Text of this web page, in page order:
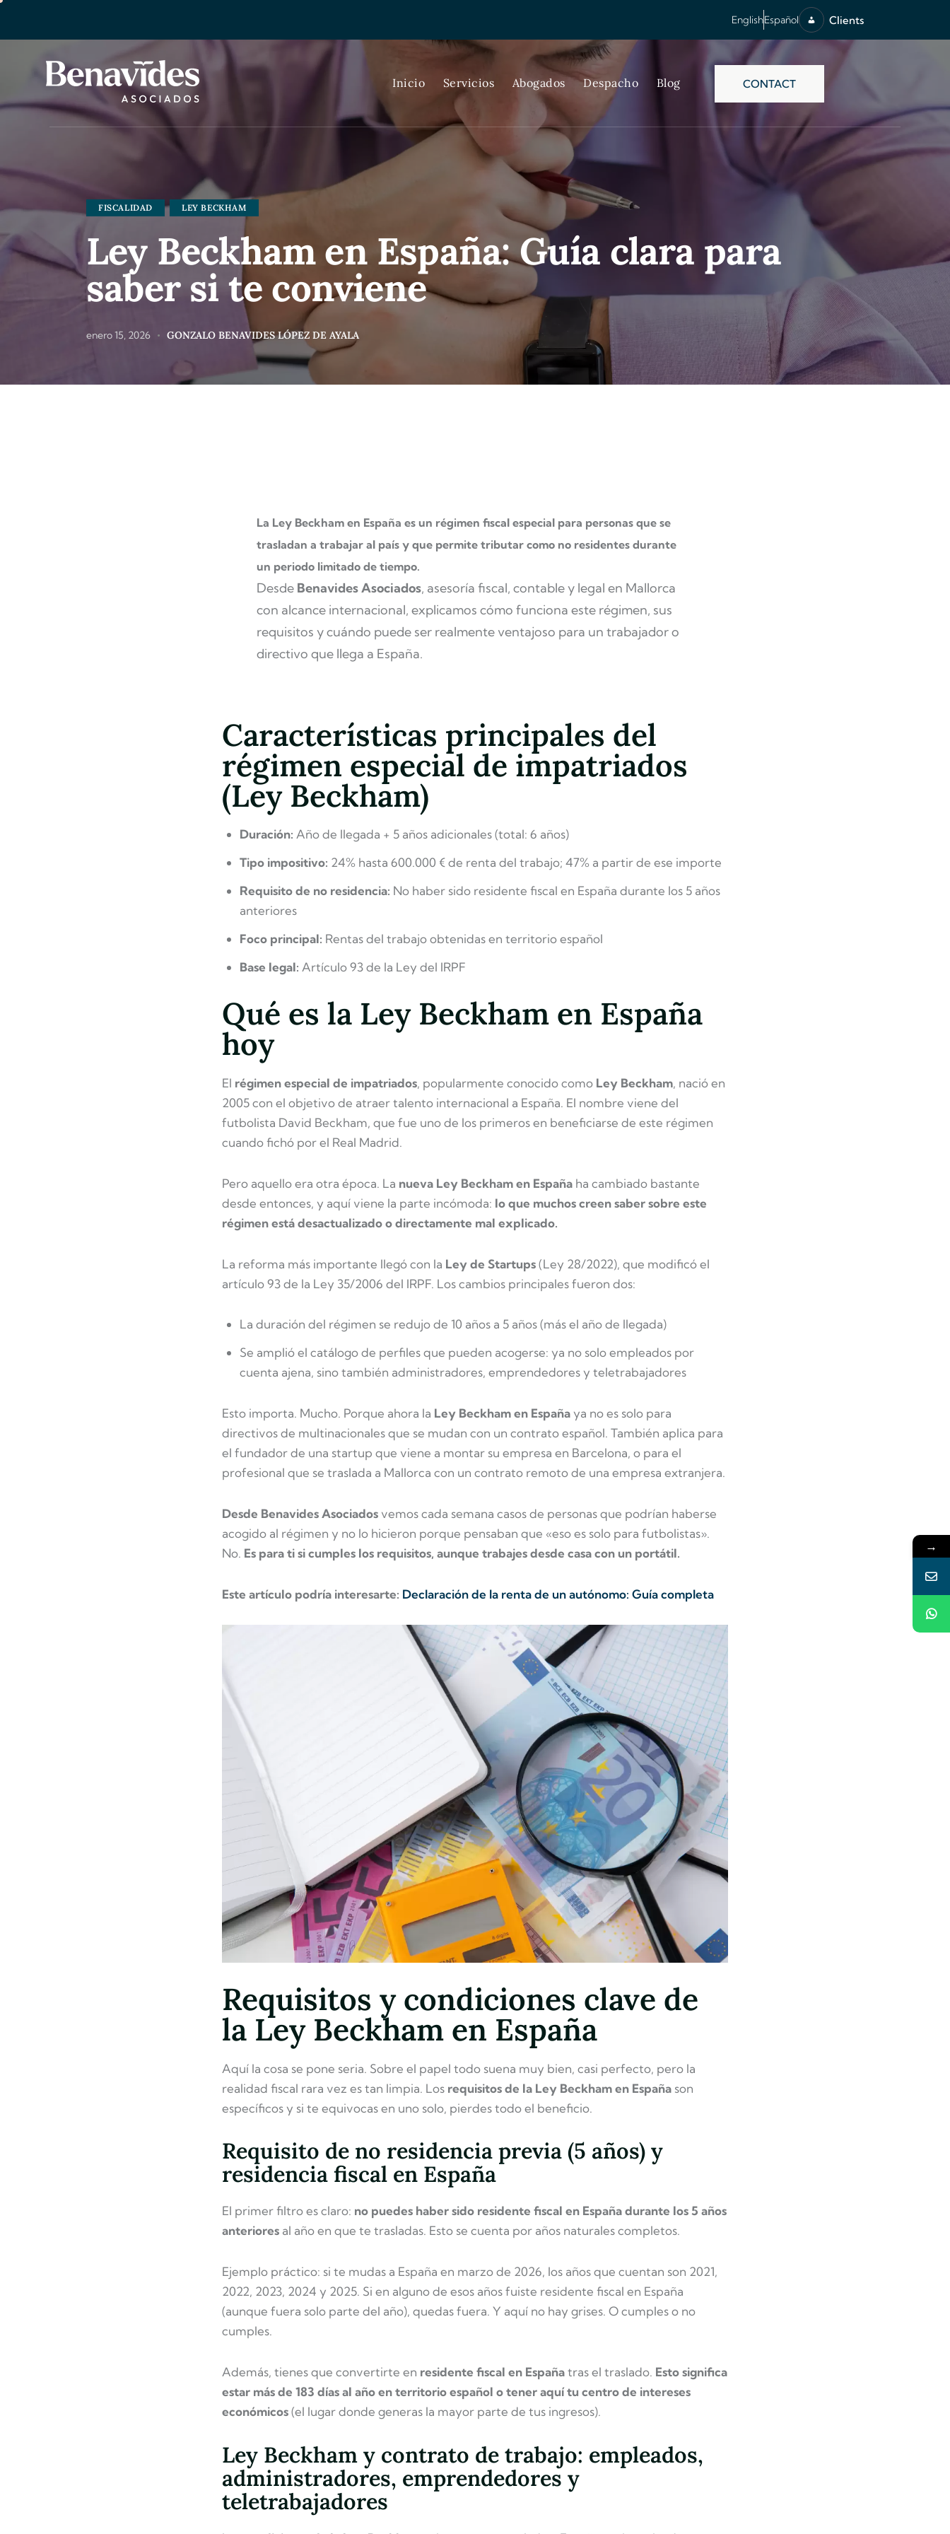
EnglishEspañol Clients
Inicio Servicios Abogados Despacho Blog CONTACT
FISCALIDAD LEY BECKHAM
Ley Beckham en España: Guía clara para
saber si te conviene
enero 15, 2026 GONZALO BENAVIDES LÓPEZ DE AYALA
La Ley Beckham en España es un régimen fiscal especial para personas que se
trasladan a trabajar al país y que permite tributar como no residentes durante
un periodo limitado de tiempo.
Desde Benavides Asociados, asesoría fiscal, contable y legal en Mallorca
con alcance internacional, explicamos cómo funciona este régimen, sus
requisitos y cuándo puede ser realmente ventajoso para un trabajador o
directivo que llega a España.
Características principales del
régimen especial de impatriados
(Ley Beckham)
Duración: Año de llegada + 5 años adicionales (total: 6 años)
Tipo impositivo: 24% hasta 600.000 € de renta del trabajo; 47% a partir de ese importe
Requisito de no residencia: No haber sido residente fiscal en España durante los 5 años
anteriores
Foco principal: Rentas del trabajo obtenidas en territorio español
Base legal: Artículo 93 de la Ley del IRPF
Qué es la Ley Beckham en España
hoy
El régimen especial de impatriados, popularmente conocido como Ley Beckham, nació en
2005 con el objetivo de atraer talento internacional a España. El nombre viene del
futbolista David Beckham, que fue uno de los primeros en beneficiarse de este régimen
cuando fichó por el Real Madrid.
Pero aquello era otra época. La nueva Ley Beckham en Españaha cambiado bastante
desde entonces, y aquí viene la parte incómoda: lo que muchos creen saber sobre este
régimen está desactualizado o directamente mal explicado.
La reforma más importante llegó con la Ley de Startups(Ley 28/2022), que modificó el
artículo 93 de la Ley 35/2006 del IRPF. Los cambios principales fueron dos:
La duración del régimen se redujo de 10 años a 5 años (más el año de llegada)
Se amplió el catálogo de perfiles que pueden acogerse: ya no solo empleados por
cuenta ajena, sino también administradores, emprendedores y teletrabajadores
Esto importa. Mucho. Porque ahora la Ley Beckham en Españaya no es solo para
directivos de multinacionales que se mudan con un contrato español. También aplica para
el fundador de una startup que viene a montar su empresa en Barcelona, o para el
profesional que se traslada a Mallorca con un contrato remoto de una empresa extranjera.
Desde Benavides Asociadosvemos cada semana casos de personas que podrían haberse
acogido al régimen y no lo hicieron porque pensaban que «eso es solo para futbolistas».
No. Es para ti si cumples los requisitos, aunque trabajes desde casa con un portátil.
Este artículo podría interesarte: Declaración de la renta de un autónomo: Guía completa
Requisitos y condiciones clave de
la Ley Beckham en España
Aquí la cosa se pone seria. Sobre el papel todo suena muy bien, casi perfecto, pero la
realidad fiscal rara vez es tan limpia. Los requisitos de la Ley Beckham en Españason
específicos y si te equivocas en uno solo, pierdes todo el beneficio.
Requisito de no residencia previa (5 años) y
residencia fiscal en España
El primer filtro es claro: no puedes haber sido residente fiscal en España durante los 5 años
anterioresal año en que te trasladas. Esto se cuenta por años naturales completos.
Ejemplo práctico: si te mudas a España en marzo de 2026, los años que cuentan son 2021,
2022, 2023, 2024 y 2025. Si en alguno de esos años fuiste residente fiscal en España
(aunque fuera solo parte del año), quedas fuera. Y aquí no hay grises. O cumples o no
cumples.
Además, tienes que convertirte en residente fiscal en Españatras el traslado. Esto significa
estar más de 183 días al año en territorio español o tener aquí tu centro de intereses
económicos(el lugar donde generas la mayor parte de tus ingresos).
Ley Beckham y contrato de trabajo: empleados,
administradores, emprendedores y
teletrabajadores
→